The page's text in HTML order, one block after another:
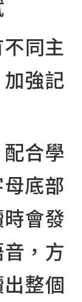
同主
強記
合學
底部
會發
，方
整個